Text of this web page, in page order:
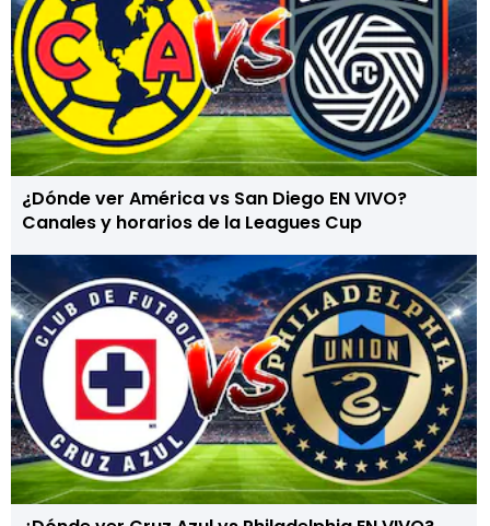
¿Dónde ver América vs San Diego EN VIVO?
Canales y horarios de la Leagues Cup